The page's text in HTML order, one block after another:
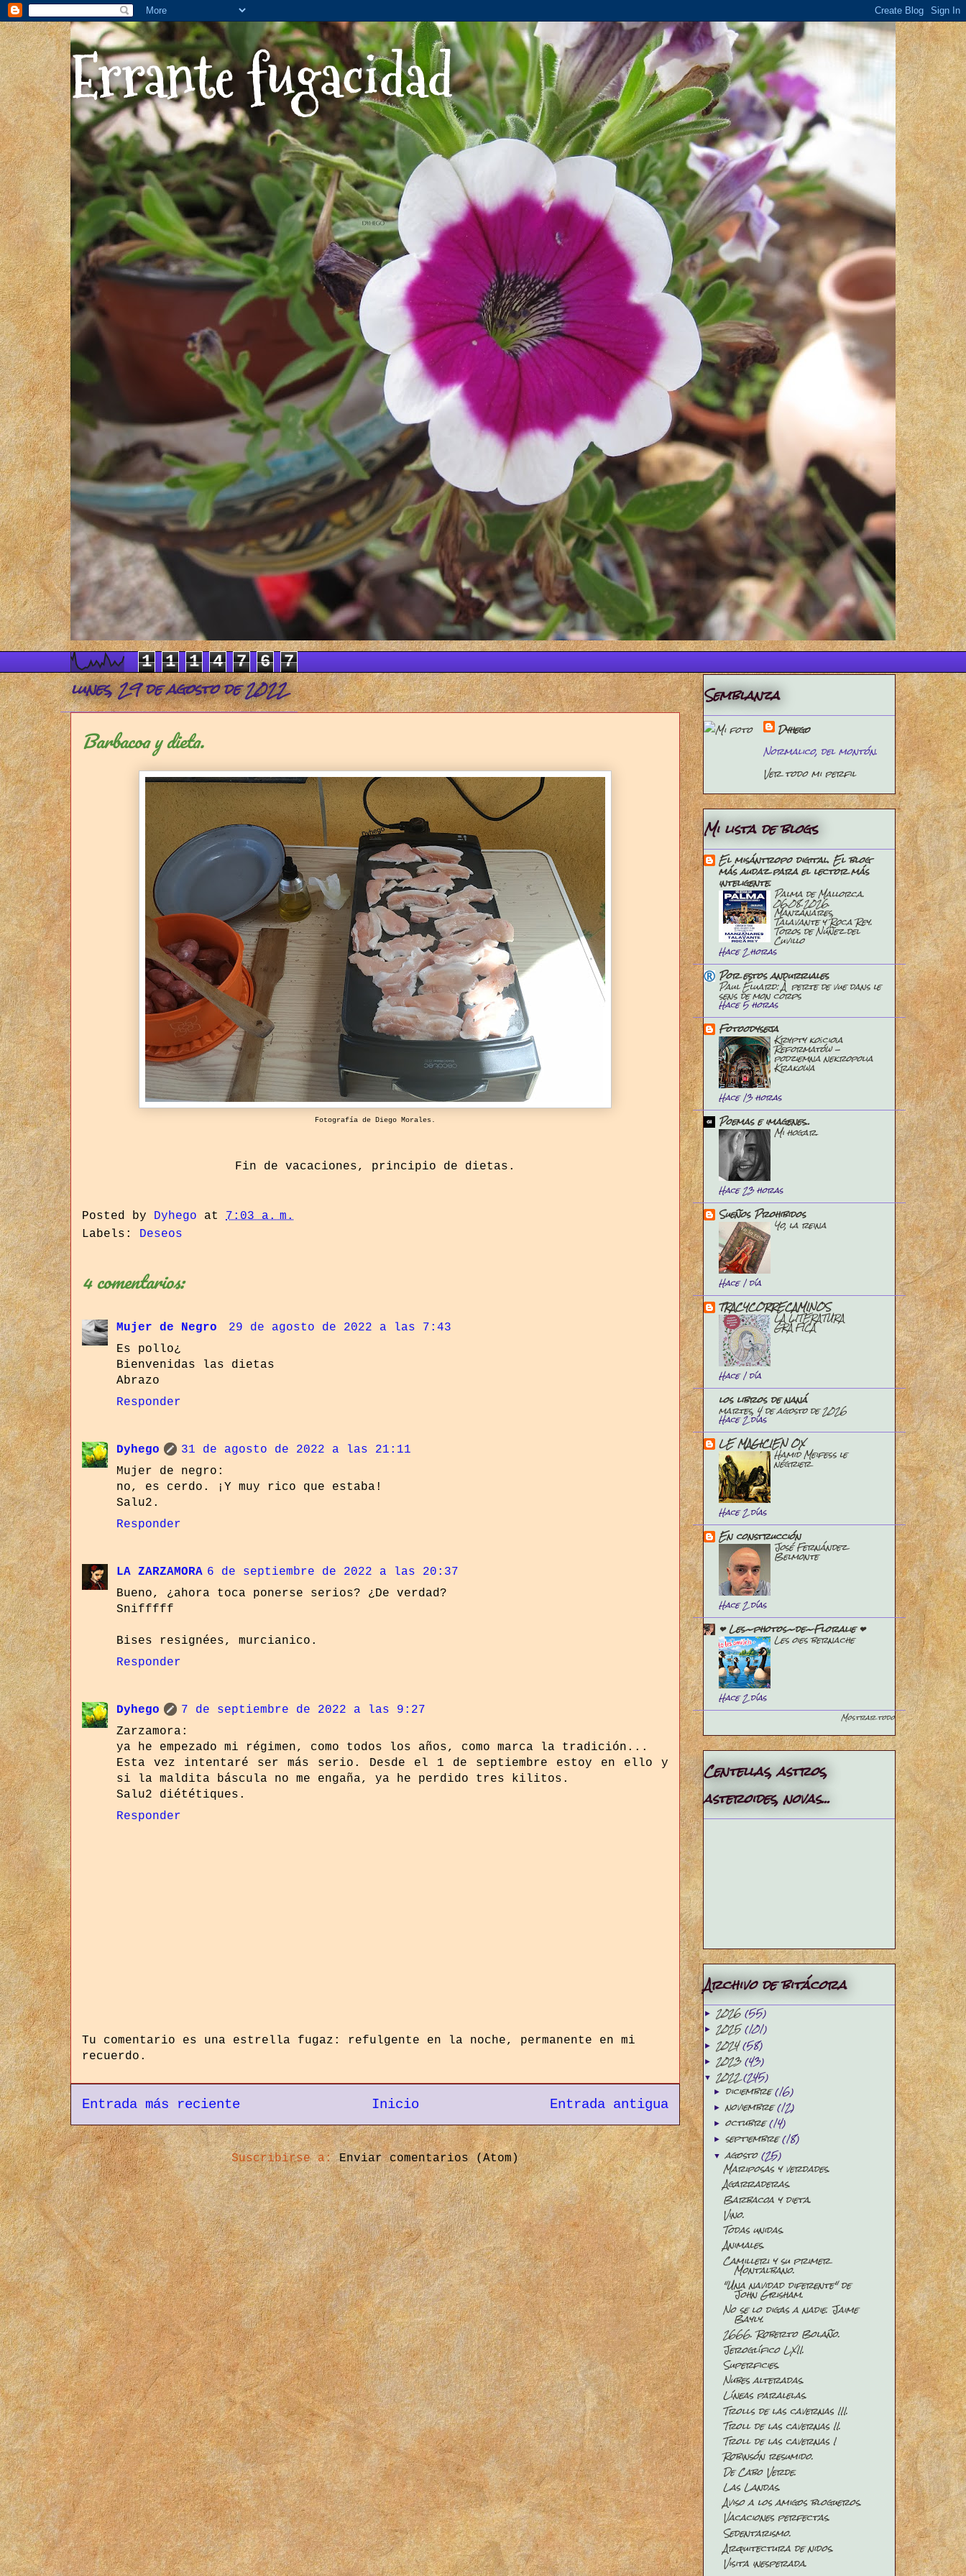
Errante fugacidad
1 1 1 4 7 6 7
lunes, 29 de agosto de 2022
Barbacoa y dieta.
Fotografía de Diego Morales.
Fin de vacaciones, principio de dietas.
Posted by Dyhego at 7:03 a. m.
Labels: Deseos
4 comentarios:
Mujer de Negro
29 de agosto de 2022 a las 7:43
Es pollo¿
Bienvenidas las dietas
Abrazo
Responder
Dyhego
31 de agosto de 2022 a las 21:11
Mujer de negro:
no, es cerdo. ¡Y muy rico que estaba!
Salu2.
Responder
LA ZARZAMORA 6 de septiembre de 2022 a las 20:37
Bueno, ¿ahora toca ponerse serios? ¿De verdad?
Snifffff
Bises resignées, murcianico.
Responder
Dyhego
7 de septiembre de 2022 a las 9:27
Zarzamora:
ya he empezado mi régimen, como todos los años, como marca la tradición...
Esta vez intentaré ser más serio. Desde el 1 de septiembre estoy en ello y
si la maldita báscula no me engaña, ya he perdido tres kilitos.
Salu2 diététiques.
Responder
Tu comentario es una estrella fugaz: refulgente en la noche, permanente en mi
recuerdo.
Entrada más reciente Entrada antigua
Inicio
Suscribirse a:Enviar comentarios (Atom)
Semblanza
Dyhego
Normalico, del montón.
Ver todo mi perfil
Mi lista de blogs
El misántropo digital. El blog
más audaz para el lector más
inteligente.
Palma de Mallorca.
06.08.2026.
Manzanares,
Talavante y Roca Rey.
Toros de Núñez del
Cuvillo
Hace 2 horas
Por estos andurriales
Paul Éluard: À perte de vue dans le
sens de mon corps
Hace 5 horas
Fotoodyseja
Krypty kościoła
Reformatów -
podziemna nekropolia
Krakowa
Hace 13 horas
Poemas e imagenes..
Mi hogar.
Hace 23 horas
Sueños Prohibidos
Yo, la reina
Hace 1 día
TRACYCORRECAMINOS
LA LITERATURA
GRÁFICA
Hace 1 día
los libros de naná
martes, 4 de agosto de 2026
Hace 2 días
LE MAGICIEN OX
Hamid Meifess le
négrier
Hace 2 días
En construcción
José Fernández
Belmonte
Hace 2 días
❤ Les~photos~de~Floralie ❤
Les oies bernache
Hace 2 días
Mostrar todo
Centellas, astros,
asteroides, novas...
Archivo de bitácora
► 2026 (55)
► 2025(101)
► 2024(58)
► 2023(43)
▼ 2022(245)
► diciembre(16)
►noviembre(12)
►octubre(14)
►septiembre(18)
▼agosto(25)
Mariposas y verdades.
Agarraderas.
Barbacoa y dieta.
Vino.
Todas unidas.
Animales.
Camilleri y su primer
Montalbano.
"Una navidad diferente" de
John Grisham.
No se lo digas a nadie. Jaime
Bayly.
2666. Roberto Bolaño.
Jeroglífico LXII.
Superficies.
Nubes alteradas.
Líneas paralelas.
Trolls de las cavernas III.
Troll de las cavernas II.
Troll de las cavernas I
Robinsón resumido.
De Cabo Verde.
Las Landas.
Aviso a los amigos blogueros.
Vacaciones perfectas.
Sedentarismo.
Arquitectura de nidos.
Visita inesperada.